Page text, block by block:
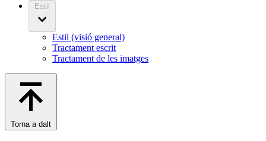
Estil
Estil (visió general)
Tractament escrit
Tractament de les imatges
Torna a dalt